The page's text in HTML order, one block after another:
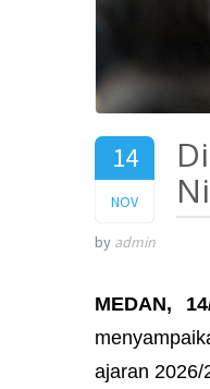
14
NOV
2025
by admin
MEDAN,
ajaran 2026/